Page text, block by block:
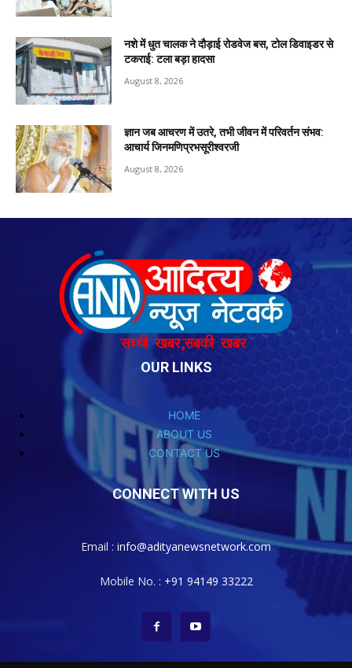
नशे में धुत चालक ने दौड़ाई रोडवेज बस, टोल डिवाइडर से
टकराई: टला बड़ा हादसा
August 8, 2026
ज्ञान जब आचरण में उतरे, तभी जीवन में परिवर्तन संभव:
आचार्य जिनमणिप्रभसूरीश्वरजी
August 8, 2026
OUR LINKS
HOME
ABOUT US
CONTACT US
CONNECT WITH US
Email : info@adityanewsnetwork.com
Mobile No. : +91 94149 33222